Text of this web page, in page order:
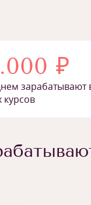
₽
зарабатывают